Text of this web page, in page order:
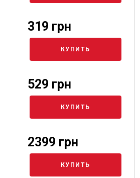
319 грн
КУПИТЬ
529 грн
КУПИТЬ
2399 грн
КУПИТЬ